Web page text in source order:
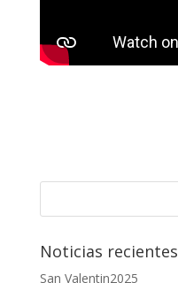
Noticias recientes
San Valentin2025